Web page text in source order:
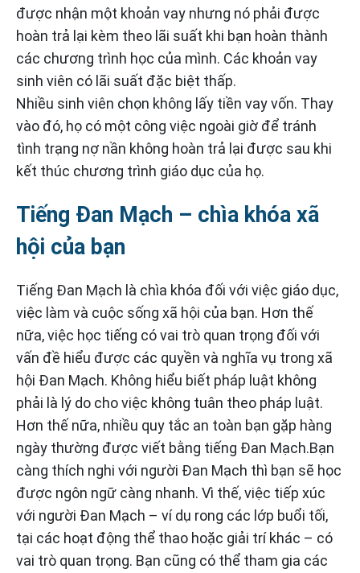
được nhận một khoản vay nhưng nó phải được
hoàn trả lại kèm theo lãi suất khi bạn hoàn thành
các chương trình học của mình. Các khoản vay
sinh viên có lãi suất đặc biệt thấp.
Nhiều sinh viên chọn không lấy tiền vay vốn. Thay
vào đó, họ có một công việc ngoài giờ để tránh
tình trạng nợ nần không hoàn trả lại được sau khi
kết thúc chương trình giáo dục của họ.
Tiếng Đan Mạch – chìa khóa xã
hội của bạn
Tiếng Đan Mạch là chìa khóa đối với việc giáo dục,
việc làm và cuộc sống xã hội của bạn. Hơn thế
nữa, việc học tiếng có vai trò quan trọng đối với
vấn đề hiểu được các quyền và nghĩa vụ trong xã
hội Đan Mạch. Không hiểu biết pháp luật không
phải là lý do cho việc không tuân theo pháp luật.
Hơn thế nữa, nhiều quy tắc an toàn bạn gặp hàng
ngày thường được viết bằng tiếng Đan Mạch.Bạn
càng thích nghi với người Đan Mạch thì bạn sẽ học
được ngôn ngữ càng nhanh. Vì thế, việc tiếp xúc
với người Đan Mạch – ví dụ rong các lớp buổi tối,
tại các hoạt động thể thao hoặc giải trí khác – có
vai trò quan trọng. Bạn cũng có thể tham gia các